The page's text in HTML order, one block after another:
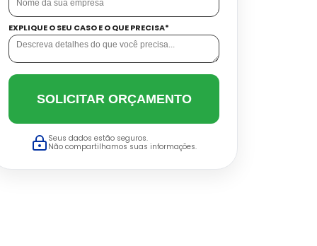
EXPLIQUE O SEU CASO E O QUE PRECISA*
SOLICITAR ORÇAMENTO
Seus dados estão seguros.
Não compartilhamos suas informações.